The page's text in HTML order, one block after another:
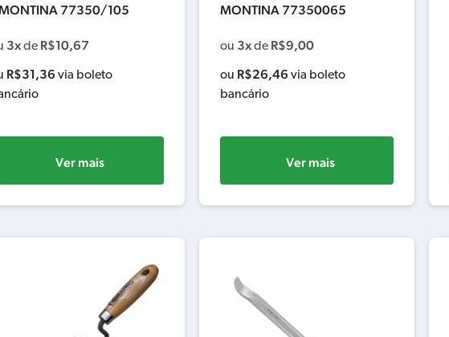
77350/105
3xde R$10,67
R$31,36 via boleto
Ver mais
MONTINA 77350065
ou 3xde R$9,00
ou R$26,46 via boleto
bancário
Ver mais